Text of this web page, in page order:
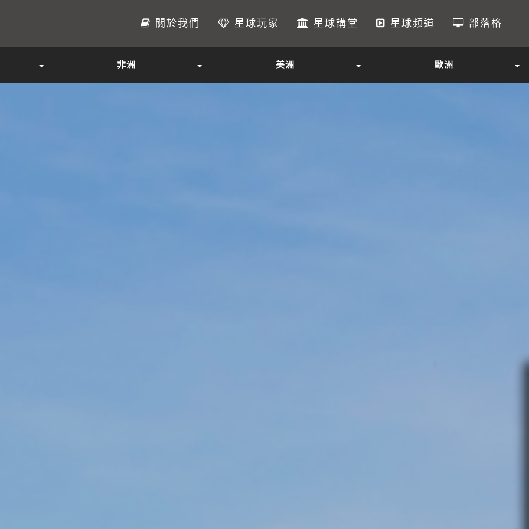
關於我們 星球玩家 星球講堂 星球頻道 部落格
非洲 美洲 歐洲